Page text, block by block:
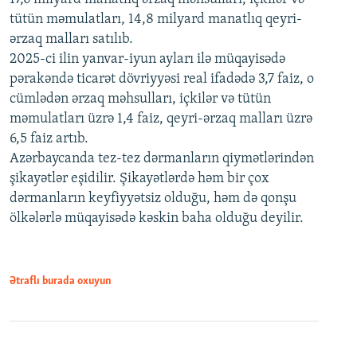
tütün məmulatları, 14,8 milyard manatlıq qeyri-
ərzaq malları satılıb.
2025-ci ilin yanvar-iyun ayları ilə müqayisədə
pərakəndə ticarət dövriyyəsi real ifadədə 3,7 faiz, o
cümlədən ərzaq məhsulları, içkilər və tütün
məmulatları üzrə 1,4 faiz, qeyri-ərzaq malları üzrə
6,5 faiz artıb.
Azərbaycanda tez-tez dərmanların qiymətlərindən
şikayətlər eşidilir. Şikayətlərdə həm bir çox
dərmanların keyfiyyətsiz olduğu, həm də qonşu
ölkələrlə müqayisədə kəskin baha olduğu deyilir.
Ətraflı burada oxuyun